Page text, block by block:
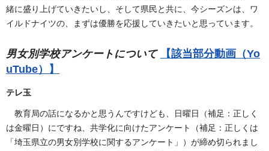
緒に盛り上げていきたいし、そして県民と共に、今シーズンは、ワ
イルドナイツの、まずは優勝を応援していきたいと思っています。
男女別学校アンケートについて
【該当部分動画（Yo
uTube）】
テレ玉
教育局の話になるかと思うんですけども、日曜日（補足：正しく
は金曜日）にですね、共学化に向けたアンケート（補足：正しくは
「埼玉県立の男女別学校に関するアンケート」）が締め切られまし